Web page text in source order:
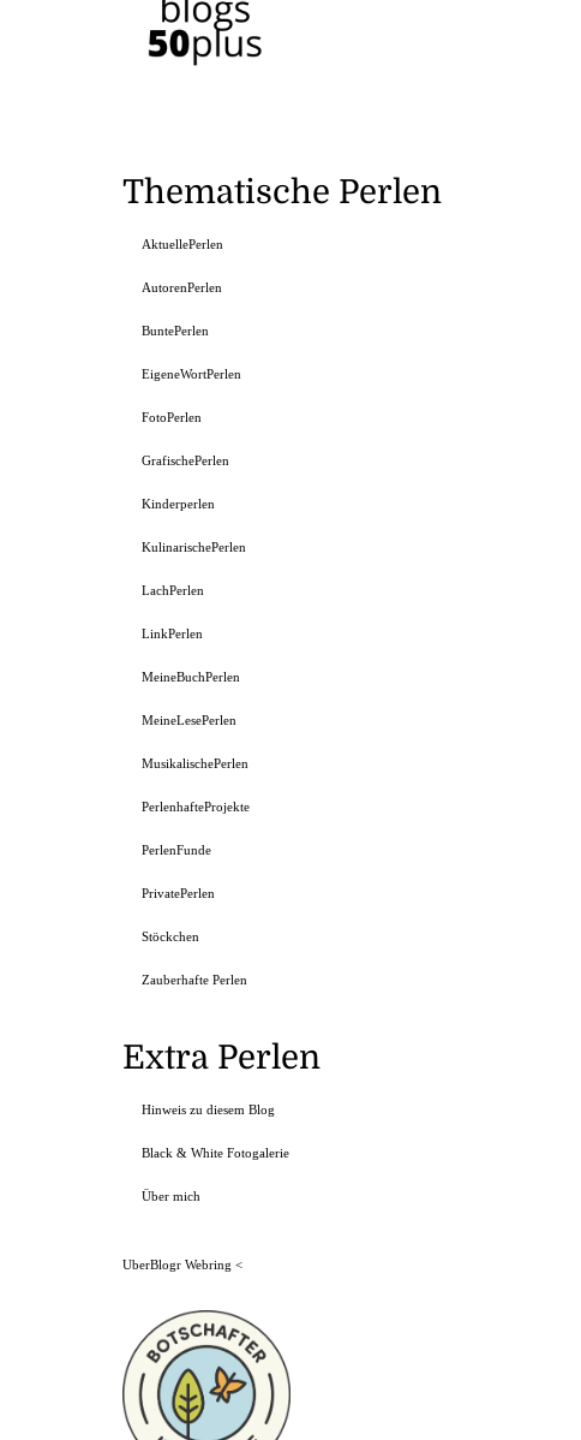
Thematische Perlen
AktuellePerlen
AutorenPerlen
BuntePerlen
EigeneWortPerlen
FotoPerlen
GrafischePerlen
Kinderperlen
KulinarischePerlen
LachPerlen
LinkPerlen
MeineBuchPerlen
MeineLesePerlen
MusikalischePerlen
PerlenhafteProjekte
PerlenFunde
PrivatePerlen
Stöckchen
Zauberhafte Perlen
Extra Perlen
Hinweis zu diesem Blog
Black & White Fotogalerie
Über mich
UberBlogr Webring <